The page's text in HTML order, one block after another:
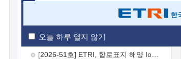
오늘 하루 열지 않기
[2026-52호] ETRI, ITU-T 자율주행차 국제표준화 주도한다